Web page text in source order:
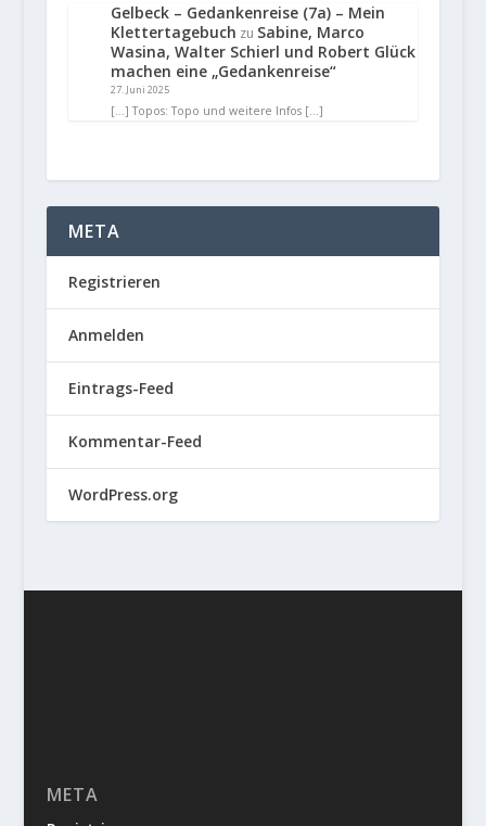
Gelbeck – Gedankenreise (7a) – Mein
Klettertagebuch zu Sabine, Marco
Wasina, Walter Schierl und Robert Glück
machen eine „Gedankenreise“
27. Juni 2025
[…] Topos: Topo und weitere Infos […]
META
Registrieren
Anmelden
Eintrags-Feed
Kommentar-Feed
WordPress.org
META